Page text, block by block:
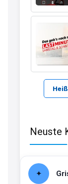
Neuste
21:37
Bei
↩
↩